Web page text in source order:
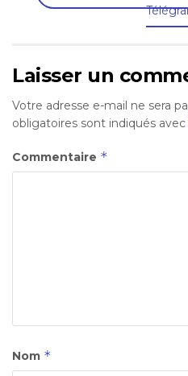
Laisser un
Votre adresse e-mail ne sera
obligatoires sont indiqués avec
Commentaire *
Nom *